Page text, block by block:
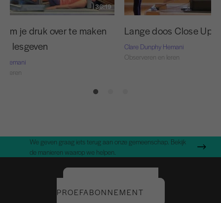
36:19
om je druk over te maken
lesgeven
Hemani
leren
Lange doos Close Up
Clare Dunphy Hemani
Observeren en leren
We geven graag iets terug aan onze gemeenschap. Bekijk
de manieren waarop we helpen.
PROEFABONNEMENT